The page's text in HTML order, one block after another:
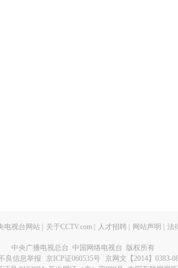
电视台网站 关于CCTV.com 人才招聘 网站声明 法
中央广播电视总台 中国网络电视台 版权所有
良信息举报
京ICP证060535号
京网文【2014】0383-